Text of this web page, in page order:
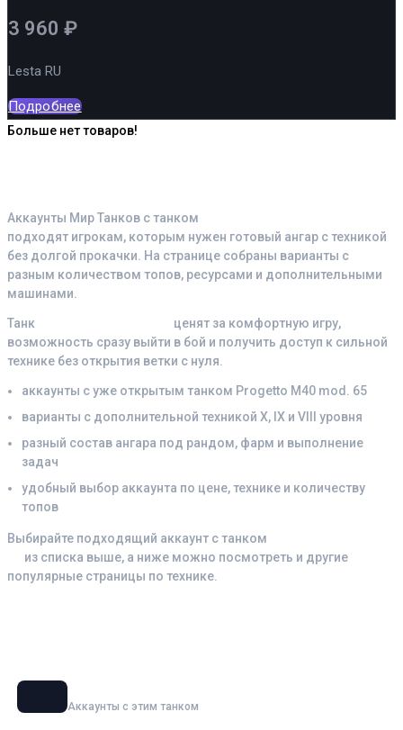
3 960 ₽
Lesta RU
Подробнее
Больше нет товаров!
Аккаунты Мир Танков с танком
подходят игрокам, которым нужен готовый ангар с техникой
без долгой прокачки. На странице собраны варианты с
разным количеством топов, ресурсами и дополнительными
машинами.
Танк
ценят за комфортную игру,
возможность сразу выйти в бой и получить доступ к сильной
технике без открытия ветки с нуля.
аккаунты с уже открытым танком Progetto M40 mod. 65
варианты с дополнительной техникой X, IX и VIII уровня
разный состав ангара под рандом, фарм и выполнение
задач
удобный выбор аккаунта по цене, технике и количеству
топов
Выбирайте подходящий аккаунт с танком
из списка выше, а ниже можно посмотреть и другие
популярные страницы по технике.
Аккаунты с этим танком